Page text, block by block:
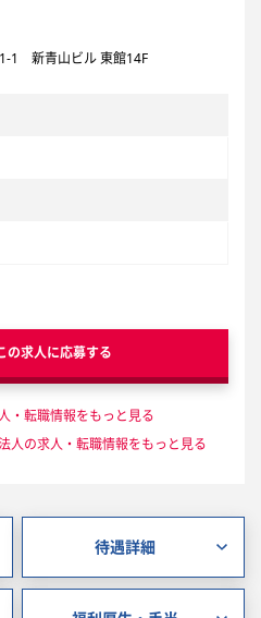
1 新青山ビル 東館14F
の求人に応募する
・転職情報をもっと見る
人の求人・転職情報をもっと見る
待遇詳細